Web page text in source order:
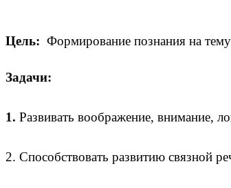
Цель: Формирование познания на
Задачи:
1. Развивать воображение, внимание,
2. Способствовать развитию связной